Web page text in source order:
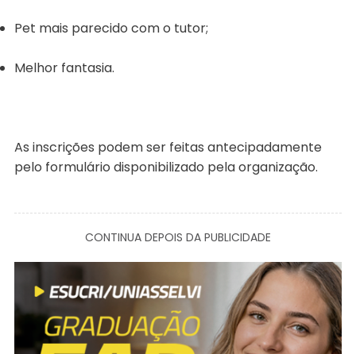
Pet mais parecido com o tutor;
Melhor fantasia.
As inscrições podem ser feitas antecipadamente
pelo formulário disponibilizado pela organização.
CONTINUA DEPOIS DA PUBLICIDADE